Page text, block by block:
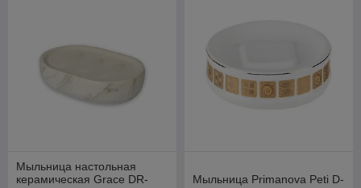
Мыльница настольная
керамическая Grace DR-
Мыльница Primanova Peti D-